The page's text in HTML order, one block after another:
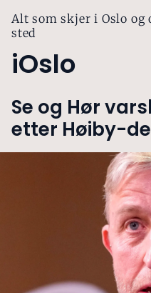
Alt som skjer i Oslo og
sted
iOslo
Se og Hør
etter Høiby-